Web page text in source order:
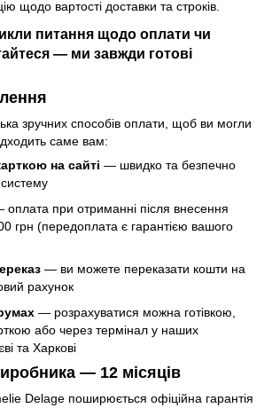
щодо вартості доставки та строків.
питання щодо оплати чи
— ми завжди готові
зручних способів оплати, щоб ви могли
саме вам:
на сайті — швидко та безпечно
оплата при отриманні після внесення
грн (передоплата є гарантією вашого
— ви можете переказати кошти на
рахунок
— розрахуватися можна готівкою,
або через термінал у наших
та Харкові
— 12 місяців
Delage поширюється офіційна гарантія